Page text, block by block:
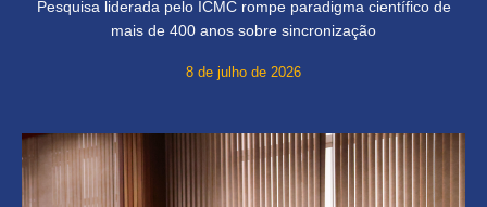
Pesquisa liderada pelo ICMC rompe paradigma científico de
mais de 400 anos sobre sincronização
8 de julho de 2026